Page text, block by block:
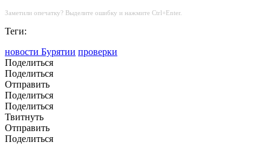
Заметили опечатку? Выделите ошибку и нажмите Ctrl+Enter.
Теги:
новости Бурятии проверки
Поделиться
Поделиться
Отправить
Поделиться
Поделиться
Твитнуть
Отправить
Поделиться